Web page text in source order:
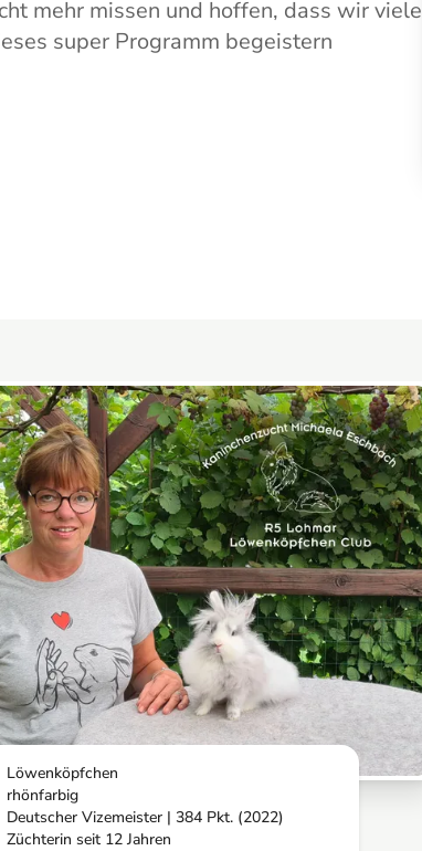
mehr missen und hoffen, dass wir viele
super Programm begeistern
Löwenköpfchen
rhönfarbig
Deutscher Vizemeister | 384 Pkt. (2022)
Züchterin seit 12 Jahren